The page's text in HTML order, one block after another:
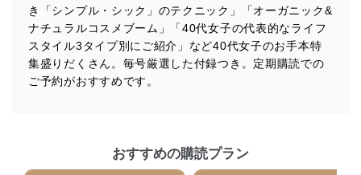
当社は、個人情報に関連する法令、国が定める指針及び
その他の規範を遵守します。また、当社の管理の仕組み
に、これらの法令及びその他の規範を常に適合させま
す。
個人情報の安全管理措置
施し、個人情報の漏えい、滅失またはき損の防止及び是
正に努めます。
き「シンプル・シック」のテクニック」「オーガニック&
ナチュラルコスメブーム」「40代女子の代表的なライフ
スタイル3タイプ別にご紹介」など40代女子のお手本特
集盛りだくさん。毎号厳選した付録つき。定期購読での
ご予約がおすすめです。
おすすめの購読プラン